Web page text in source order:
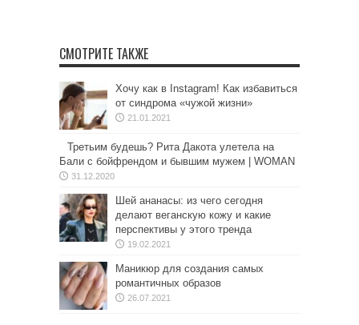
СМОТРИТЕ ТАКЖЕ
Хочу как в Instagram! Как избавиться
от синдрома «чужой жизни»
21.01.2021
Третьим будешь? Рита Дакота улетела на
Бали с бойфрендом и бывшим мужем | WOMAN
31.12.2020
Шей ананасы: из чего сегодня
делают веганскую кожу и какие
перспективы у этого тренда
19.02.2021
Маникюр для создания самых
романтичных образов
26.07.2021